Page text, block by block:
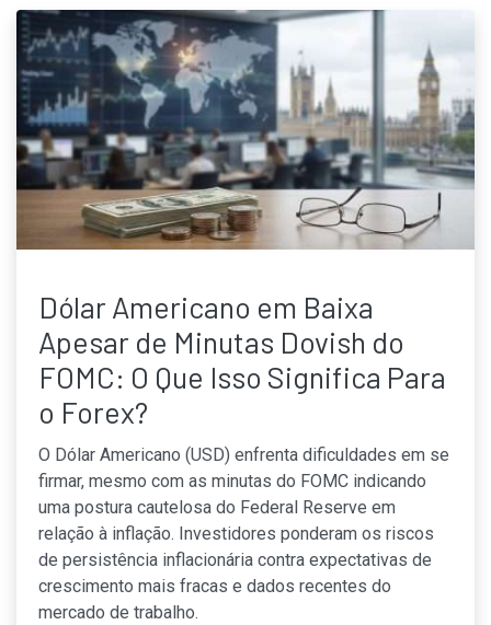
Dólar Americano em Baixa
Apesar de Minutas Dovish do
FOMC: O Que Isso Significa Para
o Forex?
O Dólar Americano (USD) enfrenta dificuldades em se
firmar, mesmo com as minutas do FOMC indicando
uma postura cautelosa do Federal Reserve em
relação à inflação. Investidores ponderam os riscos
de persistência inflacionária contra expectativas de
crescimento mais fracas e dados recentes do
mercado de trabalho.